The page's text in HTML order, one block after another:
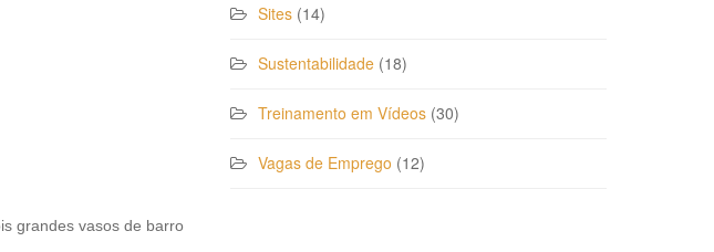
grandes vasos de barro
Sites (14)
Sustentabilidade (18)
Treinamento em Vídeos (30)
Vagas de Emprego (12)